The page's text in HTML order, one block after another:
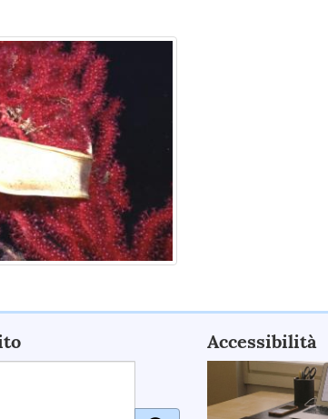
Accessibilità